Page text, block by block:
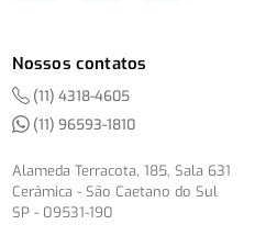
Nossos contatos
(11) 4318-4605
(11) 96593-1810
Alameda Terracota, 185, Sala 631
Cerâmica - São Caetano do Sul
SP - 09531-190